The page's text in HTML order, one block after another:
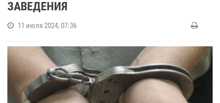
ЗАВЕДЕНИЯ
11 июля 2024, 07:36